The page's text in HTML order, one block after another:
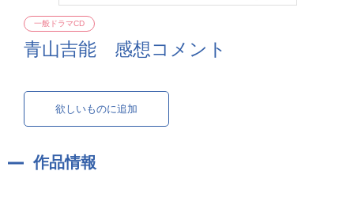
青山吉能 感想コメント
一般ドラマCD
欲しいものに追加
作品情報